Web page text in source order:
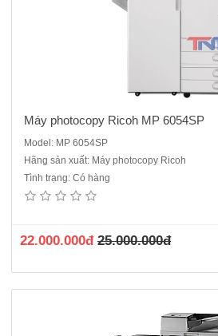
Máy photocopy Ricoh MP 6054SP
Model: MP 6054SP
Hãng sản xuất: Máy photocopy Ricoh
Tình trạng: Có hàng
22.000.000đ 25.000.000đ
Máy Photocopy Ricoh MP5002 ( copy/in/
nhập khẩu sản xuất năm 2014/2015CHỨC